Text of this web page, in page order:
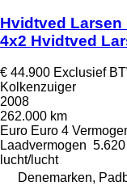
Hvidtved Larsen
4x2 Hvidtved
€ 44.900 Exclusief
Kolkenzuiger
2008
262.000 km
Euro Euro 4
Laadvermogen
lucht/lucht
Denemarken,